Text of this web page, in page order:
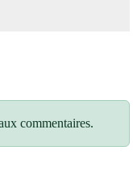
commentaires.